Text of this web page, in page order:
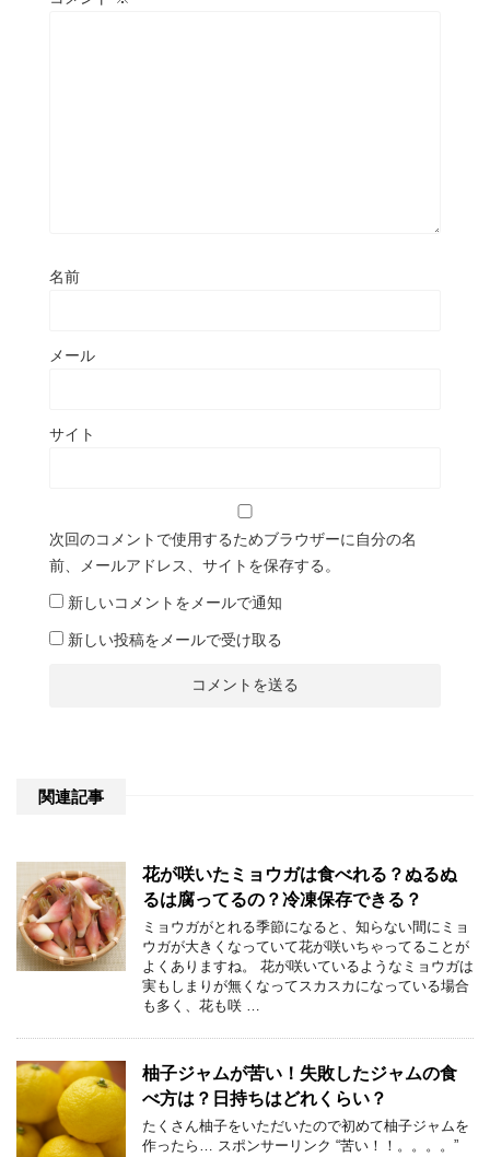
名前
メール
サイト
次回のコメントで使用するためブラウザーに自分の名
前、メールアドレス、サイトを保存する。
新しいコメントをメールで通知
新しい投稿をメールで受け取る
関連記事
花が咲いたミョウガは食べれる？ぬるぬ
るは腐ってるの？冷凍保存できる？
ミョウガがとれる季節になると、知らない間にミョ
ウガが大きくなっていて花が咲いちゃってることが
よくありますね。 花が咲いているようなミョウガは
実もしまりが無くなってスカスカになっている場合
も多く、花も咲 …
柚子ジャムが苦い！失敗したジャムの食
べ方は？日持ちはどれくらい？
たくさん柚子をいただいたので初めて柚子ジャムを
作ったら… スポンサーリンク “苦い！！。。。。”